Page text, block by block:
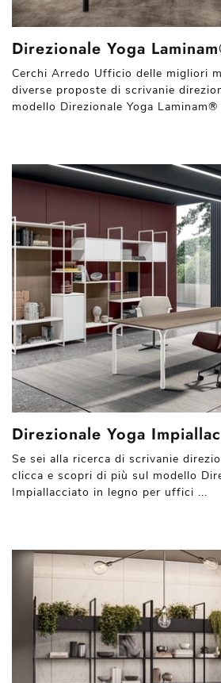
Direzionale Yoga
Cerchi Arredo Ufficio delle migliori
diverse proposte di scrivanie
modello Direzionale Yoga Laminam®
Direzionale Yoga
Se sei alla ricerca di scrivanie
clicca e scopri di più sul modello
Impiallacciato in legno per uffici ...